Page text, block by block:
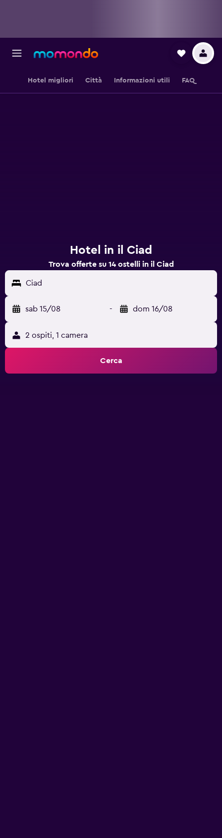
Hotel migliori Città Informazioni utili FAQ
Hotel in il Ciad
Trova offerte su 14 ostelli in il Ciad
Ciad
sab 15/08 - dom 16/08
2 ospiti, 1 camera
Cerca